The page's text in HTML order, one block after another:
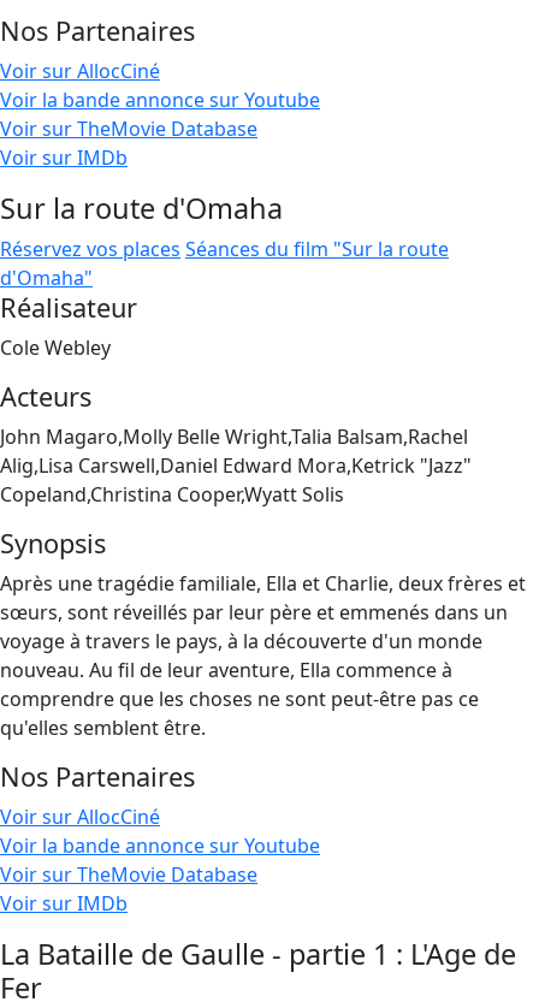
Nos Partenaires
Voir sur AllocCiné
Voir la bande annonce sur Youtube
Voir sur TheMovie Database
Voir sur IMDb
Sur la route d'Omaha
Réservez vos places Séances du film "Sur la route
d'Omaha"
Réalisateur
Cole Webley
Acteurs
John Magaro,Molly Belle Wright,Talia Balsam,Rachel
Alig,Lisa Carswell,Daniel Edward Mora,Ketrick "Jazz"
Copeland,Christina Cooper,Wyatt Solis
Synopsis
Après une tragédie familiale, Ella et Charlie, deux frères et
sœurs, sont réveillés par leur père et emmenés dans un
voyage à travers le pays, à la découverte d'un monde
nouveau. Au fil de leur aventure, Ella commence à
comprendre que les choses ne sont peut-être pas ce
qu'elles semblent être.
Nos Partenaires
Voir sur AllocCiné
Voir la bande annonce sur Youtube
Voir sur TheMovie Database
Voir sur IMDb
La Bataille de Gaulle - partie 1 : L'Age de
Fer